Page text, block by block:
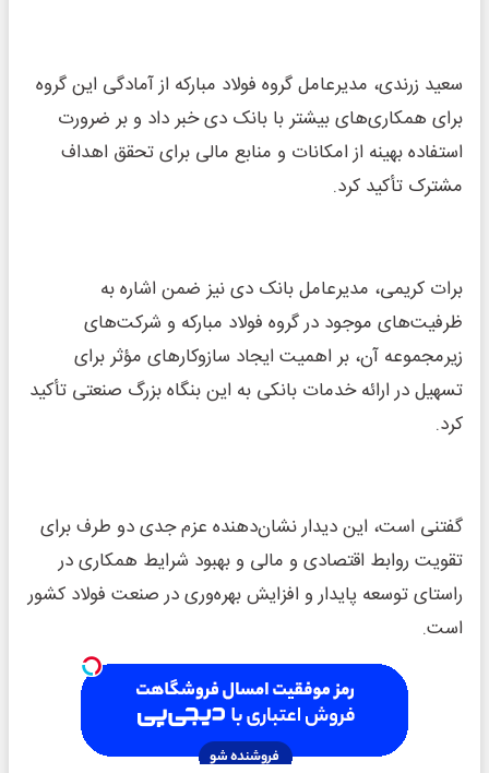
سعید زرندی، مدیرعامل گروه فولاد مبارکه از آمادگی این گروه
برای همکاری‌های بیشتر با بانک دی خبر داد و بر ضرورت
استفاده بهینه از امکانات و منابع مالی برای تحقق اهداف
مشترک تأکید کرد.
برات کریمی، مدیرعامل بانک دی نیز ضمن اشاره به
ظرفیت‌های موجود در گروه فولاد مبارکه و شرکت‌های
زیرمجموعه آن، بر اهمیت ایجاد سازوکارهای مؤثر برای
تسهیل در ارائه خدمات بانکی به این بنگاه بزرگ صنعتی تأکید
کرد.
گفتنی است، این دیدار نشان‌دهنده عزم جدی دو طرف برای
تقویت روابط اقتصادی و مالی و بهبود شرایط همکاری در
راستای توسعه پایدار و افزایش بهره‌وری در صنعت فولاد کشور
است.